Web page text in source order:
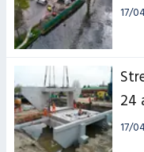
17/
24
17/